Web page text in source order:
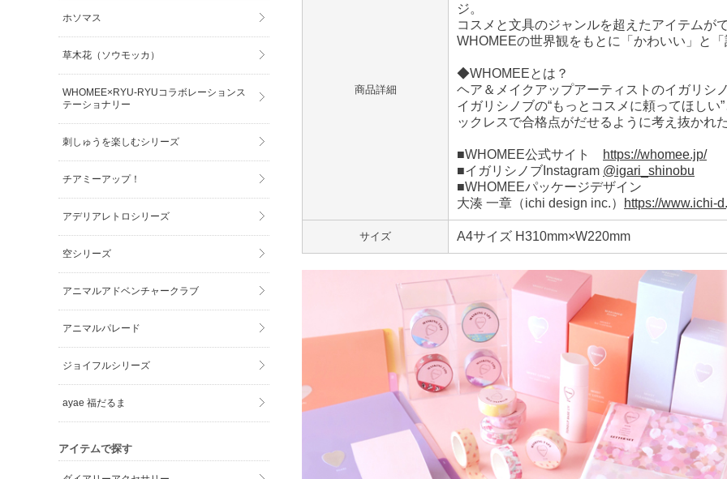
商品詳細
ジ。
コスメと文具のジャンルを超えたアイテムが
WHOMEEの世界観をもとに「かわいい」と
◆WHOMEEとは？
ヘア＆メイクアップアーティストのイガリシ
イガリシノブの“もっとコスメに頼ってほし
ックレスで合格点がだせるように考え抜かれ
■WHOMEE公式サイト
https://whomee.jp/
■イガリシノブInstagram @igari_shinobu
■WHOMEEパッケージデザイン
大湊 一章（ichi design inc.）
https://www.ichi-
サイズ A4サイズ H310mm×W220mm
ホソマス
草木花（ソウモッカ）
WHOMEE×RYU-RYUコラボレーションス
テーショナリー
刺しゅうを楽しむシリーズ
チアミーアップ！
アデリアレトロシリーズ
空シリーズ
アニマルアドベンチャークラブ
アニマルパレード
ジョイフルシリーズ
ayae 福だるま
アイテムで探す